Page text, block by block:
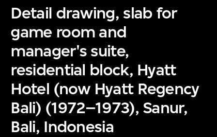
Detail drawing, slab for
game room and
manager's suite,
residential block, Hyatt
Hotel (now Hyatt Regency
Bali) (1972–1973), Sanur,
Bali, Indonesia